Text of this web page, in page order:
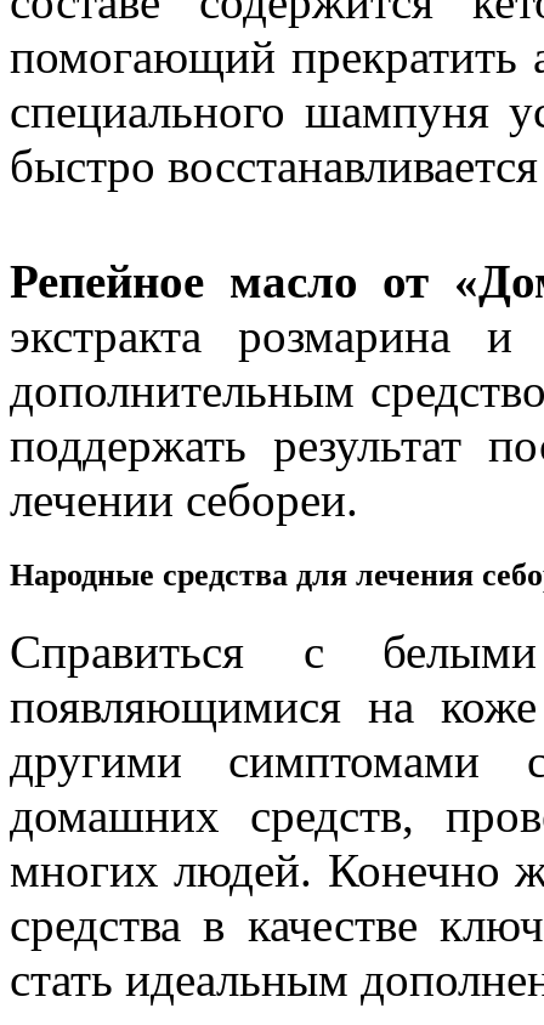
помогающий прекратить
специального шампуня
быстро
Репейное масло от
экстракта розмарина
дополнительным
поддержать результат
лечении себореи.
Народные средства для лечения
Справиться с
появляющимися на
другими
домашних средств,
многих людей. Конечно
средства в качестве
стать идеальным